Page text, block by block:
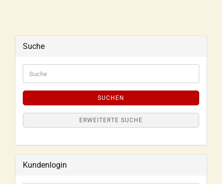
Suche
SUCHEN
ERWEITERTE SUCHE
Kundenlogin